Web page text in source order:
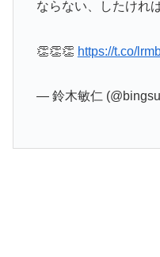
ならない、したけれ
👏👏👏 https://t.co/
— 鈴木敏仁